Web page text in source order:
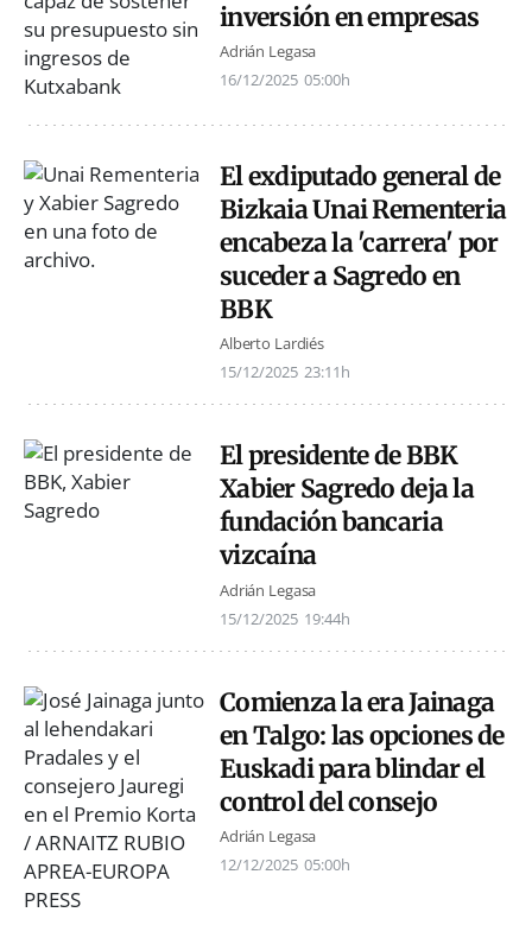
inversión en empresas
Adrián Legasa
16/12/2025 05:00h
El exdiputado general de
Bizkaia Unai Rementeria
encabeza la 'carrera' por
suceder a Sagredo en
BBK
Alberto Lardiés
15/12/2025 23:11h
El presidente de BBK
Xabier Sagredo deja la
fundación bancaria
vizcaína
Adrián Legasa
15/12/2025 19:44h
Comienza la era Jainaga
en Talgo: las opciones de
Euskadi para blindar el
control del consejo
Adrián Legasa
12/12/2025 05:00h